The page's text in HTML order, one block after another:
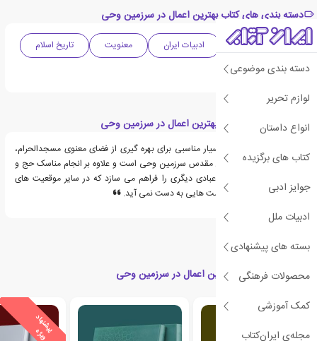
دسته بندی موضوعی
لوازم تحریر
انواع داستان
کتاب های برگزیده
جوایز ادبی
ادبیات ملل
بسته های پیشنهادی
محصولات فرهنگی
کمک آموزشی
مجله‌ی ایران‌کتاب
دسته بندی های کتاب بهترین اعمال در سرزمین وحی
دینی و مذهبی ادبیات ایران معنویت
تاریخ اسلام
عرفان
قسمت هایی از کتاب بهترین اعمال در سرزمین وحی
حج و عمره فرصت بسیار مناسبی برای بهره گیری از فضای معنوی مسجدالحرام،
مسجدالنبی و سایر اماکن مقدس سرزمین وحی است و علاوه بر انجام مناسک حج و
عمره، زمینه انجام اعمال عبادی دیگری را فراهم می سازد که در سایر موقعیت های
زمانی و مکانی، چنین فرصت هایی به دست نمی آید.
کتاب های مرتبط با بهترین اعمال در سرزمین وحی
پ
ی
ش
ن
ه
ا
د
و
ی
ژ
ه